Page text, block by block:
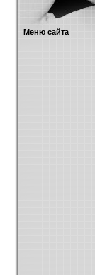
Меню сайта